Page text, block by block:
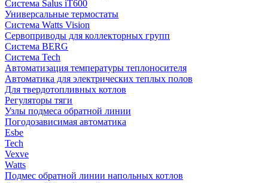
Система Salus iT600
Универсальные термостаты
Система Watts Vision
Сервоприводы для коллекторных групп
Система BERG
Система Tech
Автоматизация температуры теплоносителя
Автоматика для электрических теплых полов
Для твердотопливных котлов
Регуляторы тяги
Узлы подмеса обратной линии
Погодозависимая автоматика
Esbe
Tech
Vexve
Watts
Подмес обратной линии напольных котлов